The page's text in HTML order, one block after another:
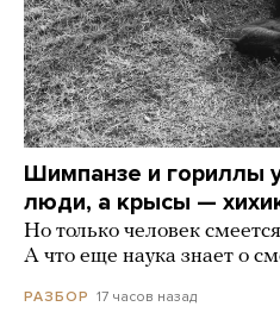
Шимпанзе и гориллы
люди, а крысы —
Но только человек
А что еще наука знает о
РАЗБОР 17 часов назад